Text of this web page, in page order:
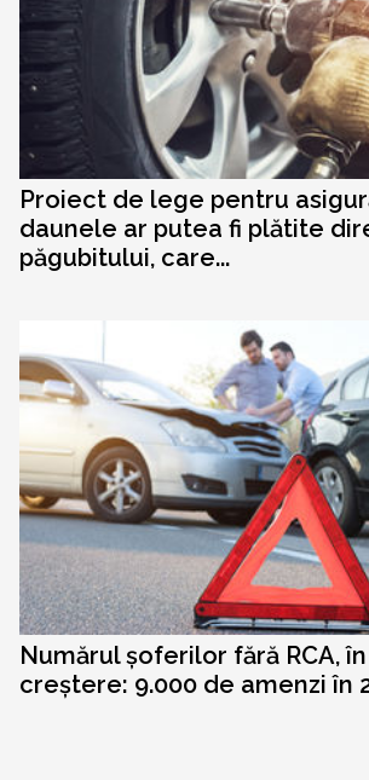
Proiect de lege pentru
daunele ar putea fi plătite
păgubitului, care...
Numărul șoferilor fără RCA,
creștere: 9.000 de amenzi în